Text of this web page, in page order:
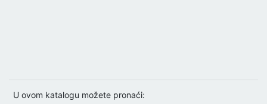
U ovom katalogu možete pronaći: